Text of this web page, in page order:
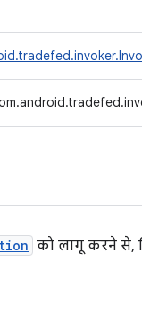
को लागू करने से,